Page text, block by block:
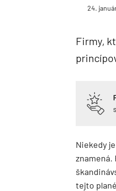
24.
Firmy,
Niekedy
znamená.
tejto